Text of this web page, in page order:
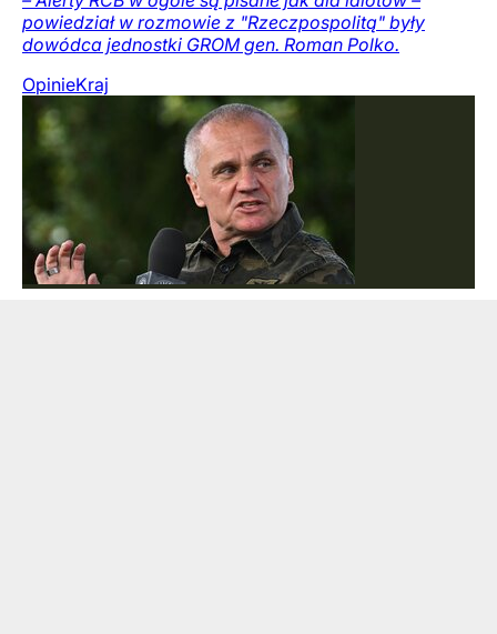
powiedział w rozmowie z "Rzeczpospolitą" były
dowódca jednostki GROM gen. Roman Polko.
OpinieKraj